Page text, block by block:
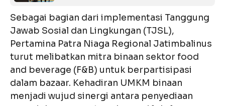
Sebagai bagian dari implementasi Tanggung
Jawab Sosial dan Lingkungan (TJSL),
Pertamina Patra Niaga Regional Jatimbalinus
turut melibatkan mitra binaan sektor food
and beverage (F&B) untuk berpartisipasi
dalam bazaar. Kehadiran UMKM binaan
menjadi wujud sinergi antara penyediaan